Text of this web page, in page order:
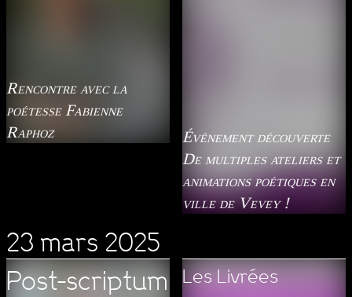
Rencontre avec la
poétesse Fabienne
Raphoz
Événement découverte
De multiples ateliers et
animations poétiques en
ville de Vevey !
23 mars 2025
Post-scriptum
Les Livrées